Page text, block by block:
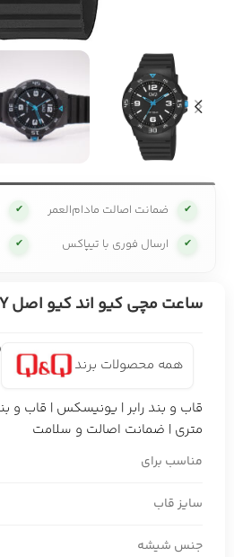
✔ ضمانت اصالت مادام‌العمر ✔
✔ ارسال فوری با تیپاکس ✔
ساعت مچی کیو اند کیو اصل V02A-014VY
همه محصولات برند
متری | ضمانت اصالت و سلامت
مناسب برای
سایز قاب
جنس شیشه